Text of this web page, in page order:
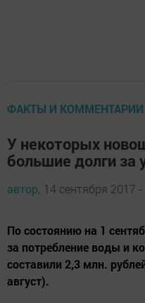
ФАКТЫ И КОММЕНТАРИИ
У некоторых
большие долги за
автор, 14 сентября 2017 -
По состоянию на 1
за потребление воды и
составили 2,3 млн.
август).